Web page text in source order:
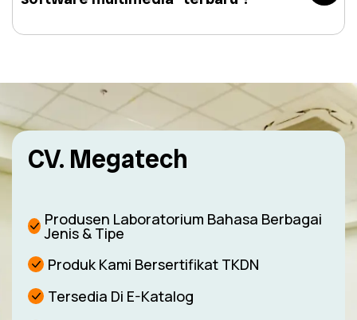
CV. Megatech
Produsen Laboratorium Bahasa Berbagai
Jenis & Tipe
Produk Kami Bersertifikat TKDN
Tersedia Di E-Katalog